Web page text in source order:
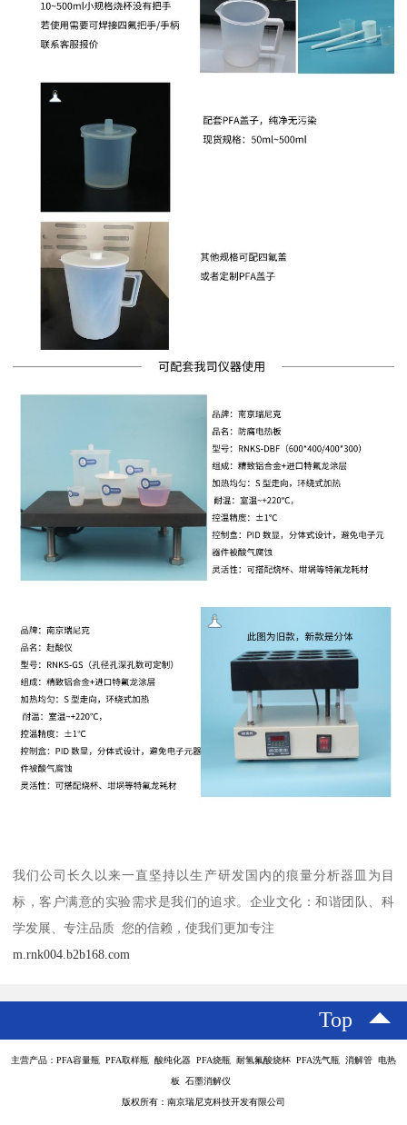
我们公司长久以来一直坚持以生产研发国内的痕量分析器皿为目
标，客户满意的实验需求是我们的追求。企业文化：和谐团队、科
学发展、专注品质 您的信赖，使我们更加专注
m.rnk004.b2b168.com
Top
主营产品：PFA容量瓶 PFA取样瓶 酸纯化器 PFA烧瓶 耐氢氟酸烧杯 PFA洗气瓶 消解管 电热
板 石墨消解仪
版权所有：南京瑞尼克科技开发有限公司